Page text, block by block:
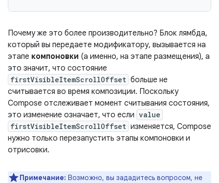
Почему же это более производительно? Блок лямбда,
который вы передаете модификатору, вызывается на
этапе компоновки (а именно, на этапе размещения), а
это значит, что состояние
firstVisibleItemScrollOffset больше не
считывается во время композиции. Поскольку
Compose отслеживает момент считывания состояния,
это изменение означает, что если value
firstVisibleItemScrollOffset изменяется, Compose
нужно только перезапустить этапы компоновки и
отрисовки.
Примечание: Возможно, вы зададитесь вопросом, не